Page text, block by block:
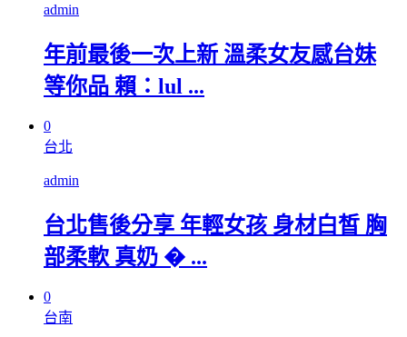
admin
年前最後一次上新 溫柔女友感台妹
等你品 賴：lul ...
0
台北
admin
台北售後分享 年輕女孩 身材白皙 胸
部柔軟 真奶 � ...
0
台南